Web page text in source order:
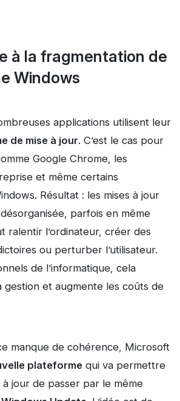
à la fragmentation de
Windows
applications utilisent leur
de mise à jour. C’est le cas pour
Google Chrome, les
et même certains
Résultat : les mises à jour
parfois en même
ralentir l’ordinateur, créer des
ou perturber l’utilisateur.
de l’informatique, cela
gestion et augmente les coûts de
manque de cohérence, Microsoft
plateforme qui va permettre
à jour de passer par le même